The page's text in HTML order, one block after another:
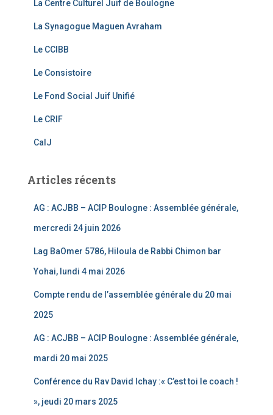
b
o
o
k
a
m
u
b
h
La Centre Culturel Juif de Boulogne
La Synagogue Maguen Avraham
Le CCIBB
Le Consistoire
Le Fond Social Juif Unifié
Le CRIF
CalJ
Articles récents
AG : ACJBB – ACIP Boulogne : Assemblée générale,
mercredi 24 juin 2026
Lag BaOmer 5786, Hiloula de Rabbi Chimon bar
Yohai, lundi 4 mai 2026
Compte rendu de l’assemblée générale du 20 mai
2025
AG : ACJBB – ACIP Boulogne : Assemblée générale,
mardi 20 mai 2025
Conférence du Rav David Ichay :« C’est toi le coach !
», jeudi 20 mars 2025